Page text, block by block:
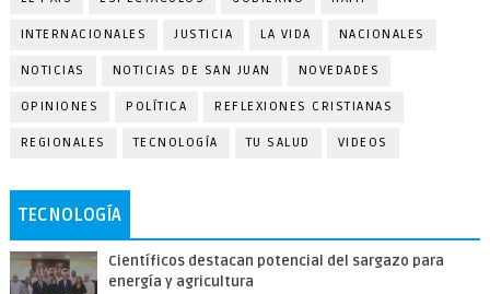
INTERNACIONALES JUSTICIA LA VIDA NACIONALES
NOTICIAS NOTICIAS DE SAN JUAN NOVEDADES
OPINIONES POLÍTICA REFLEXIONES CRISTIANAS
REGIONALES TECNOLOGÍA TU SALUD VIDEOS
TECNOLOGÍA
Científicos destacan potencial del sargazo para
energía y agricultura